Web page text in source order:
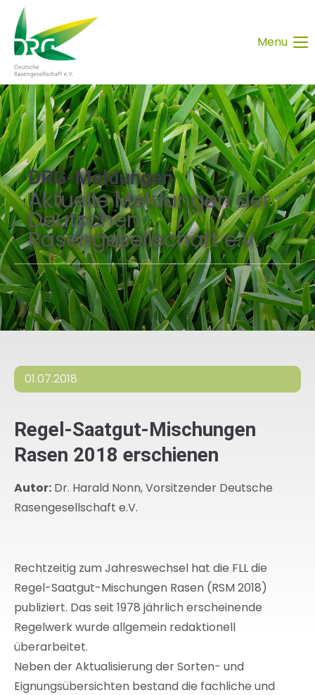
Menu
DRG-Meldungen
Aktuelle Meldungen der
Deutschen
Rasengesellschaft e.V.
01.07.2018
Regel-Saatgut-Mischungen
Rasen 2018 erschienen
Autor: Dr. Harald Nonn, Vorsitzender Deutsche
Rasengesellschaft e.V.
Rechtzeitig zum Jahreswechsel hat die FLL die
Regel-Saatgut-Mischungen Rasen (RSM 2018)
publiziert. Das seit 1978 jährlich erscheinende
Regelwerk wurde allgemein redaktionell
überarbeitet.
Neben der Aktualisierung der Sorten- und
Eignungsübersichten bestand die fachliche und